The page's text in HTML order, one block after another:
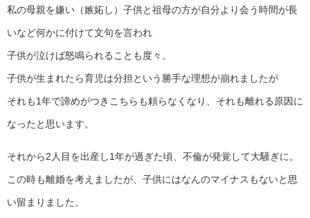
私の母親を嫌い（嫉妬し）子供と祖母の方が自分より会う時間が長
いなど何かに付けて文句を言われ
子供が泣けば怒鳴られることも度々。
子供が生まれたら育児は分担という勝手な理想が崩れましたが
それも1年で諦めがつきこちらも頼らなくなり、それも離れる原因に
なったと思います。
それから2人目を出産し1年が過ぎた頃、不倫が発覚して大騒ぎに。
この時も離婚を考えましたが、子供にはなんのマイナスもないと思
い留まりました。